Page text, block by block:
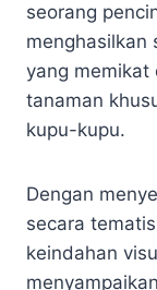
seorang
menghasilkan
yang memikat
tanaman
kupu-kupu.
Dengan
secara
keindahan